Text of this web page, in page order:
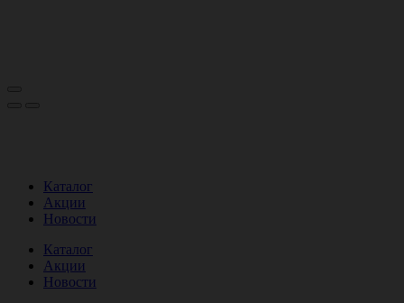
Каталог
Акции
Новости
Каталог
Акции
Новости